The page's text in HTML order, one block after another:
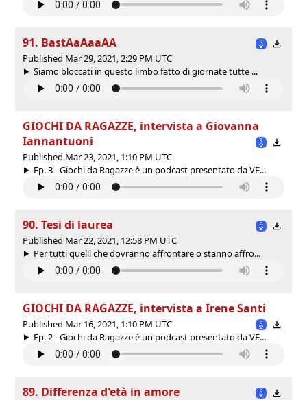
91. BastAaAaaAA
Published Mar 29, 2021, 2:29 PM UTC
Siamo bloccati in questo limbo fatto di giornate tutte ...
GIOCHI DA RAGAZZE, intervista a Giovanna
Iannantuoni
Published Mar 23, 2021, 1:10 PM UTC
Ep. 3 - Giochi da Ragazze è un podcast presentato da VE...
90. Tesi di laurea
Published Mar 22, 2021, 12:58 PM UTC
Per tutti quelli che dovranno affrontare o stanno affro...
GIOCHI DA RAGAZZE, intervista a Irene Santi
Published Mar 16, 2021, 1:10 PM UTC
Ep. 2 - Giochi da Ragazze è un podcast presentato da VE...
89. Differenza d'età in amore